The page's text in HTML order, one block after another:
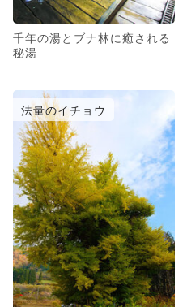
千年の湯とブナ林に癒される
秘湯
法量のイチョウ